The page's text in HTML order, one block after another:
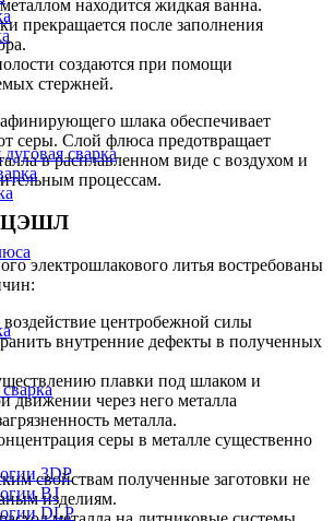
сварка
3DP
BJ
DLP
находится жидкая ванна.
прекращается после заполнения
создаются при помощи
стержней.
шлака обеспечивает
серы. Слой флюса предотвращает
в расплавленном виде с воздухом и
процессам.
ЦЭШЛ
электрошлакового литья востребованы
центробежной силы
внутренние дефекты в полученных
плавки под шлаком и
движении через него металла
металла.
серы в металле существенно
свойствам полученные заготовки не
изделиям.